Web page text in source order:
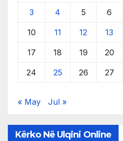
3 4 5 6
10 11 12 13
17 18 19 20
24 25 26 27
« May Jul »
Kërko Në Ulqini Online